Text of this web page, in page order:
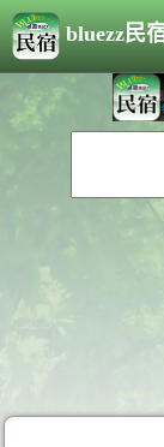
bluezz民